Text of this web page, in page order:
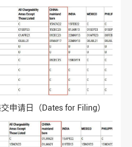
申请日（Dates for Filing）